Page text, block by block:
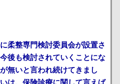
柔整専門検討委員会が設置さ
後も検討されていくことにな
無いと言われ続けてきまし